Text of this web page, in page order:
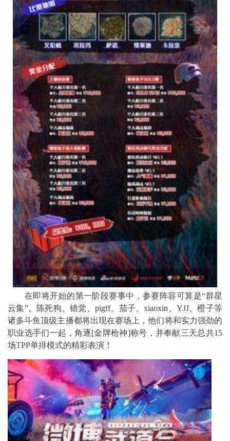
在即将开始的第一阶段赛事中，参赛阵容可算是“群星
云集”。陈死狗、错觉、pigff、茄子、xiaoxin、YJJ、橙子等
诸多斗鱼顶级主播都将出现在赛场上，他们将和实力强劲的
职业选手们一起，角逐[金牌枪神]称号，并奉献三天总共15
场TPP单排模式的精彩表演！